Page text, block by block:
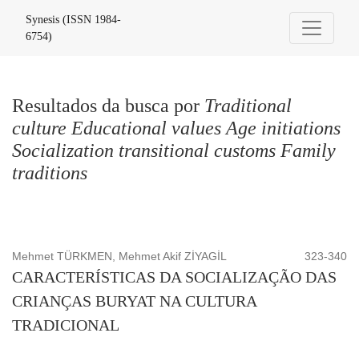
Synesis (ISSN 1984-
6754)
Resultados da busca por Traditional
culture Educational values Age initiations
Socialization transitional customs Family
traditions
Mehmet TÜRKMEN, Mehmet Akif ZİYAGİL 323-340
CARACTERÍSTICAS DA SOCIALIZAÇÃO DAS
CRIANÇAS BURYAT NA CULTURA
TRADICIONAL